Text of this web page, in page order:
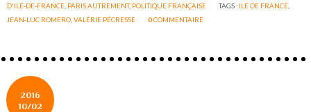
D'ILE-DE-FRANCE PARIS AUTREMENT, POLITIQUE FRANÇAISE TAGS : ILE DE FRANCE
JEAN-LUC ROMERO ,VALÉRIE PÉCRESSE 0COMMENTAIRE
2016
10/02